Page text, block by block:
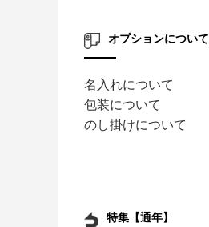
オプションについて
名入れについて
包装について
のし掛けについて
特集【通年】